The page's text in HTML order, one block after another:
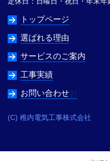
トップページ
選ばれる理由
サービスのご案内
工事実績
お問い合わせお
(C) 稚内電気工事株式会社